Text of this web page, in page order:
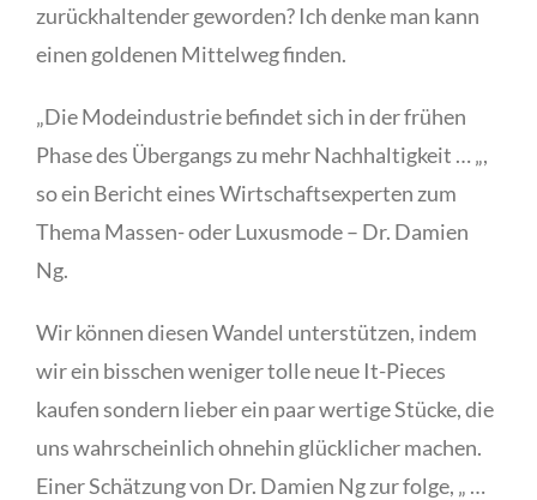
zurückhaltender geworden? Ich denke man kann
einen goldenen Mittelweg finden.
„Die Modeindustrie befindet sich in der frühen
Phase des Übergangs zu mehr Nachhaltigkeit … „,
so ein Bericht eines Wirtschaftsexperten zum
Thema Massen- oder Luxusmode – Dr. Damien
Ng.
Wir können diesen Wandel unterstützen, indem
wir ein bisschen weniger tolle neue It-Pieces
kaufen sondern lieber ein paar wertige Stücke, die
uns wahrscheinlich ohnehin glücklicher machen.
Einer Schätzung von Dr. Damien Ng zur folge, „ …